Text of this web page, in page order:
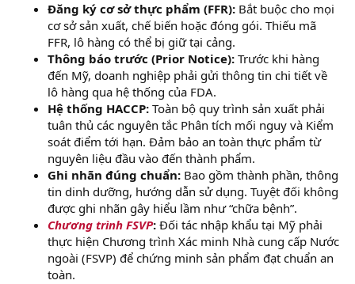
Đăng ký cơ sở thực phẩm (FFR): Bắt buộc cho mọi
cơ sở sản xuất, chế biến hoặc đóng gói. Thiếu mã
FFR, lô hàng có thể bị giữ tại cảng.
Thông báo trước (Prior Notice): Trước khi hàng
đến Mỹ, doanh nghiệp phải gửi thông tin chi tiết về
lô hàng qua hệ thống của FDA.
Hệ thống HACCP: Toàn bộ quy trình sản xuất phải
tuân thủ các nguyên tắc Phân tích mối nguy và Kiểm
soát điểm tới hạn. Đảm bảo an toàn thực phẩm từ
nguyên liệu đầu vào đến thành phẩm.
Ghi nhãn đúng chuẩn: Bao gồm thành phần, thông
tin dinh dưỡng, hướng dẫn sử dụng. Tuyệt đối không
được ghi nhãn gây hiểu lầm như “chữa bệnh”.
Chương trình FSVP: Đối tác nhập khẩu tại Mỹ phải
thực hiện Chương trình Xác minh Nhà cung cấp Nước
ngoài (FSVP) để chứng minh sản phẩm đạt chuẩn an
toàn.